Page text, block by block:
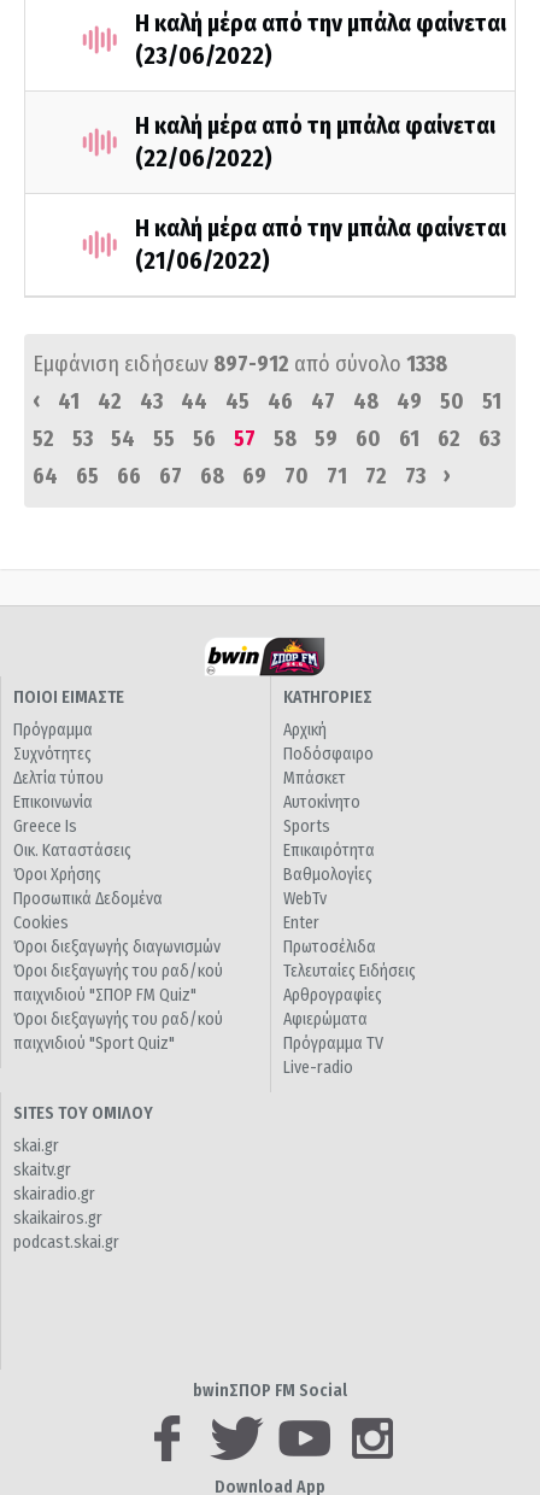
Η καλή μέρα από την μπάλα φαίνεται
(23/06/2022)
Η καλή μέρα από τη μπάλα φαίνεται
(22/06/2022)
Η καλή μέρα από την μπάλα φαίνεται
(21/06/2022)
Εμφάνιση ειδήσεων 897-912 από σύνολο 1338
‹
41 42 43 44 45 46 47 48 49 50
51
52
53 54 55 56 57 58 59 60 61 62
63
64
65 66 67 68 69 70 71 72 73 ›
ΠΟΙΟΙ ΕΙΜΑΣΤΕ
Πρόγραμμα
Συχνότητες
Δελτία τύπου
Επικοινωνία
Greece Is
Οικ. Καταστάσεις
Όροι Χρήσης
Προσωπικά Δεδομένα
Cookies
Όροι διεξαγωγής διαγωνισμών
Όροι διεξαγωγής του ραδ/κού
παιχνιδιού "ΣΠΟΡ FM Quiz"
Όροι διεξαγωγής του ραδ/κού
παιχνιδιού "Sport Quiz"
ΚΑΤΗΓΟΡΙΕΣ
Αρχική
Ποδόσφαιρο
Μπάσκετ
Αυτοκίνητο
Sports
Επικαιρότητα
Βαθμολογίες
WebTv
Enter
Πρωτοσέλιδα
Τελευταίες Ειδήσεις
Αρθρογραφίες
Αφιερώματα
Πρόγραμμα TV
Live-radio
SITES ΤΟΥ ΟΜΙΛΟΥ
skai.gr
skaitv.gr
skairadio.gr
skaikairos.gr
podcast.skai.gr
bwinΣΠΟΡ FM Social
Download App